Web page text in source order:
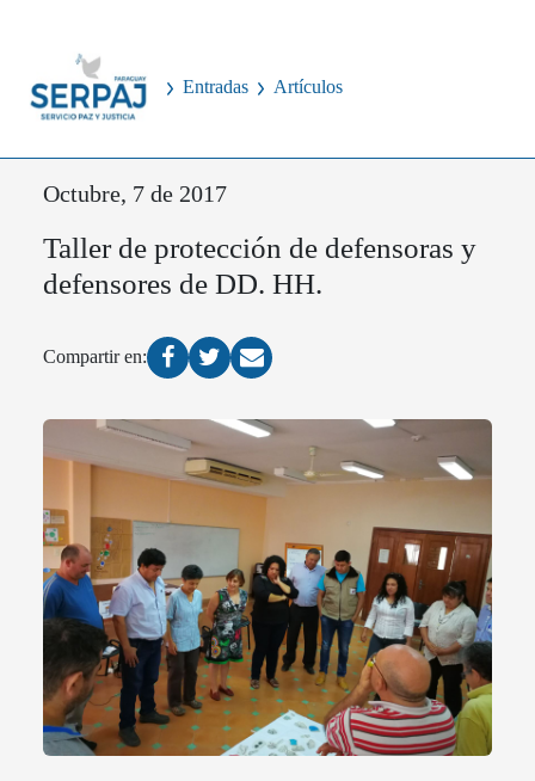
Entradas Artículos
Octubre, 7 de 2017
Taller de protección de defensoras y
defensores de DD. HH.
Compartir en: